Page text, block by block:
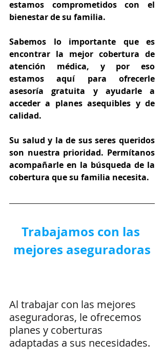
estamos comprometidos con el
bienestar de su familia.
Sabemos lo importante que es
encontrar la mejor cobertura de
atención médica, y por eso
estamos aquí para ofrecerle
asesoría gratuita y ayudarle a
acceder a planes asequibles y de
calidad.
Su salud y la de sus seres queridos
son nuestra prioridad. Permítanos
acompañarle en la búsqueda de la
cobertura que su familia necesita.
Trabajamos con las
mejores aseguradoras
Al trabajar con las mejores
aseguradoras, le ofrecemos
planes y coberturas
adaptadas a sus necesidades.